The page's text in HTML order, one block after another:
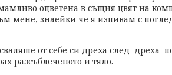
оцветена в същия цвят на
мене, знаейки че я изпивам с
от себе си дреха след дреха
разсъблеченото и тяло.